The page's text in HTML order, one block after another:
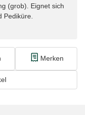
(grob). Eignet sich
Pediküre.
Merken